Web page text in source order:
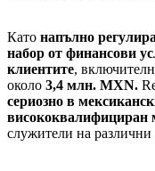
Като напълно
набор от финансови
клиентите,
около 3,4 млн. MXN.
сериозно в
висококвалифициран
служители на различни